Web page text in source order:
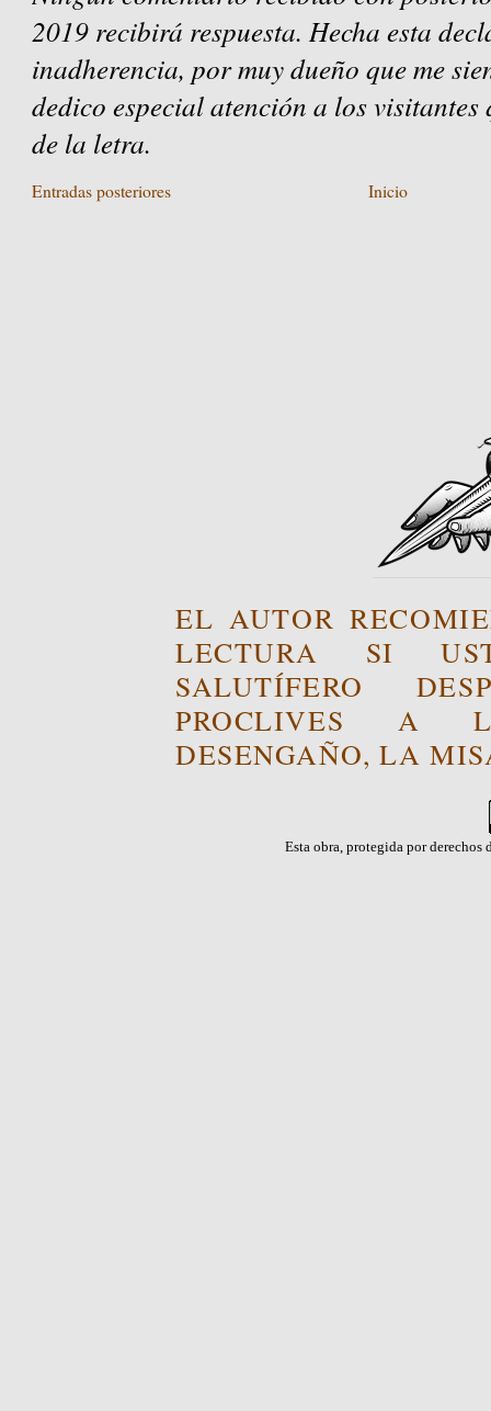
2019 recibirá respuesta. Hecha esta
inadherencia, por muy dueño que me
dedico especial atención a los
de la letra.
Entradas posteriores Inicio
EL AUTOR
LECTURA SI
SALUTÍFERO
PROCLIVES A
DESENGAÑO, LA
Esta obra, protegida por derechos